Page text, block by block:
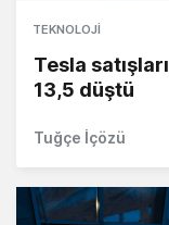
TEKNOLOJI
Tesla
13,5 düştü
Tuğçe İçözü